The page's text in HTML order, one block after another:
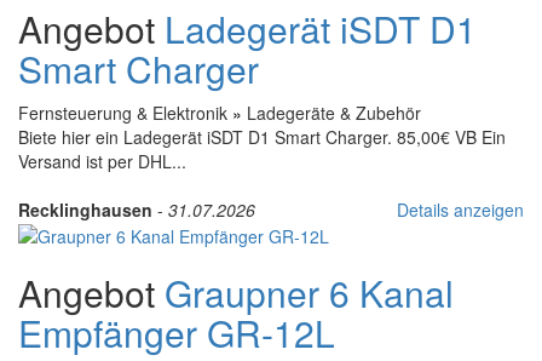
Angebot Ladegerät iSDT D1
Smart Charger
Fernsteuerung & Elektronik » Ladegeräte & Zubehör
Biete hier ein Ladegerät iSDT D1 Smart Charger. 85,00€ VB Ein
Versand ist per DHL...
Recklinghausen - 31.07.2026 Details anzeigen
Angebot Graupner 6 Kanal
Empfänger GR-12L